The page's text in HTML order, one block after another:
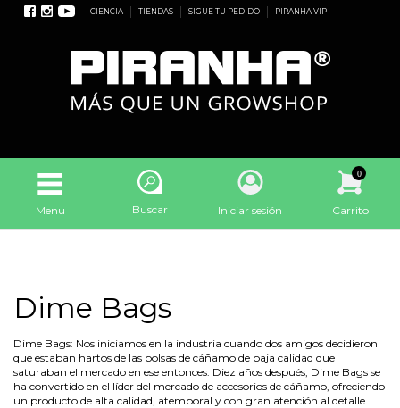
CIENCIA TIENDAS SIGUE TU PEDIDO PIRANHA VIP
Menu Buscar Iniciar sesión
0
Carrito
Dime Bags
Dime Bags: Nos iniciamos en la industria cuando dos amigos decidieron
que estaban hartos de las bolsas de cáñamo de baja calidad que
saturaban el mercado en ese entonces. Diez años después, Dime Bags se
ha convertido en el líder del mercado de accesorios de cáñamo, ofreciendo
un producto de alta calidad, atemporal y con gran atención al detalle